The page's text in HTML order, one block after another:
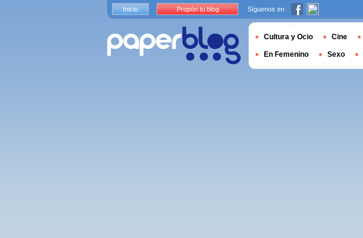
Inicio Propón tu blog Síguenos en
Cultura y Ocio Cine
En Femenino Sexo